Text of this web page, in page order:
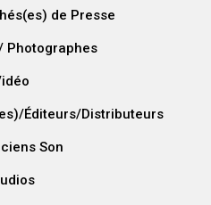
de Presse
Photographes
Éditeurs/Distributeurs
Son